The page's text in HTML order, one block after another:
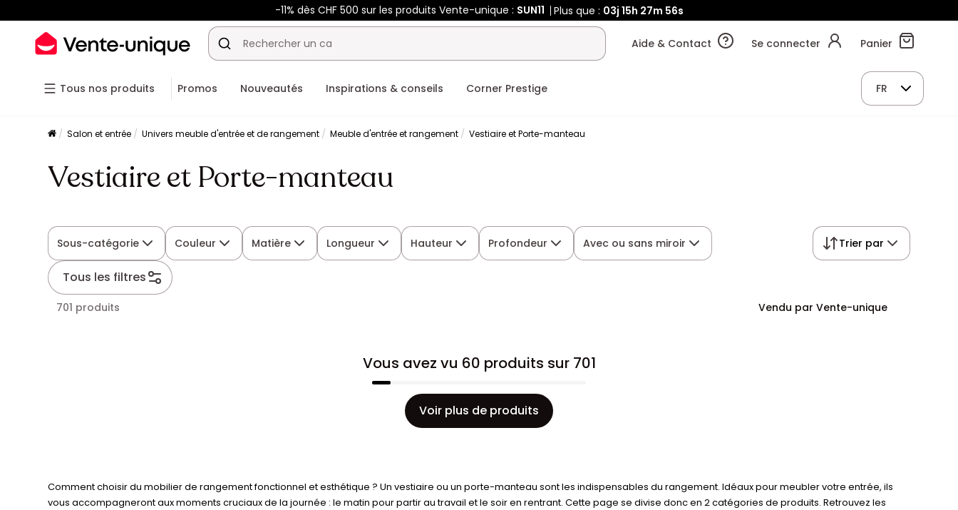
-11% dès CHF 500 sur les produits Vente-unique : SUN11 Plus que : 03j 15h 27m 56s
Aide & Contact Se connecter Panier
Tous nos produits Promos Nouveautés Inspirations & conseils Corner Prestige FR
Salon et entrée Univers meuble d'entrée et de rangement Meuble d'entrée et rangement Vestiaire et Porte-manteau
Vestiaire et Porte-manteau
Sous-catégorie Couleur Matière Longueur Hauteur Profondeur Avec ou sans miroir
Tous les filtres
Trier par
701 produits Vendu par Vente-unique
Vous avez vu 60 produits sur 701
Voir plus de produits
Comment choisir du mobilier de rangement fonctionnel et esthétique ? Un vestiaire ou un porte-manteau sont les indispensables du rangement. Idéaux pour meubler votre entrée, ils
vous accompagneront aux moments cruciaux de la journée : le matin pour partir au travail et le soir en rentrant. Cette page se divise donc en 2 catégories de produits. Retrouvez les